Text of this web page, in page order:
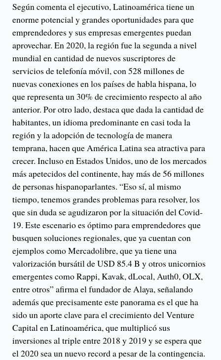
Según comenta el ejecutivo, Latinoamérica tiene un
enorme potencial y grandes oportunidades para que
emprendedores y sus empresas emergentes puedan
aprovechar. En 2020, la región fue la segunda a nivel
mundial en cantidad de nuevos suscriptores de
servicios de telefonía móvil, con 528 millones de
nuevas conexiones en los países de habla hispana, lo
que representa un 30% de crecimiento respecto al año
anterior. Por otro lado, destaca que dada la cantidad de
habitantes, un idioma predominante en casi toda la
región y la adopción de tecnología de manera
temprana, hacen que América Latina sea atractiva para
crecer. Incluso en Estados Unidos, uno de los mercados
más apetecidos del continente, hay más de 56 millones
de personas hispanoparlantes. “Eso sí, al mismo
tiempo, tenemos grandes problemas para resolver, los
que sin duda se agudizaron por la situación del Covid-
19. Este escenario es óptimo para emprendedores que
busquen soluciones regionales, que ya cuentan con
ejemplos como Mercadolibre, que ya tiene una
valorización bursátil de USD 85.4 B y otros unicornios
emergentes como Rappi, Kavak, dLocal, Auth0, OLX,
entre otros” afirma el fundador de Alaya, señalando
además que precisamente este panorama es el que ha
sido un aporte clave para el crecimiento del Venture
Capital en Latinoamérica, que multiplicó sus
inversiones al triple entre 2018 y 2019 y se espera que
el 2020 sea un nuevo record a pesar de la contingencia.